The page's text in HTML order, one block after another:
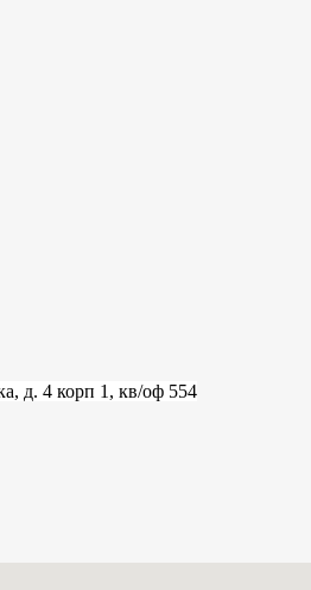
д. 4 корп 1, кв/оф 554